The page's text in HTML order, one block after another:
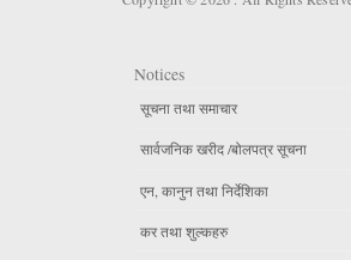
Notices
सूचना तथा समाचार
सार्वजनिक खरीद /बोलपत्र सूचना
एन, कानुन तथा निर्देशिका
कर तथा शुल्कहरु